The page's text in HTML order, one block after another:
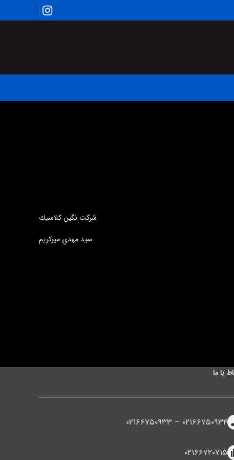
شركت نگين كلاسيك
سيد مهدي ميركريم
با ما
۰۲۱۶۶۷۵۰۹۳۴ – ۰۲۱۶۶۷۵۰۹۳۳
۰۲۱۶۶۷۲۰۷۱۵